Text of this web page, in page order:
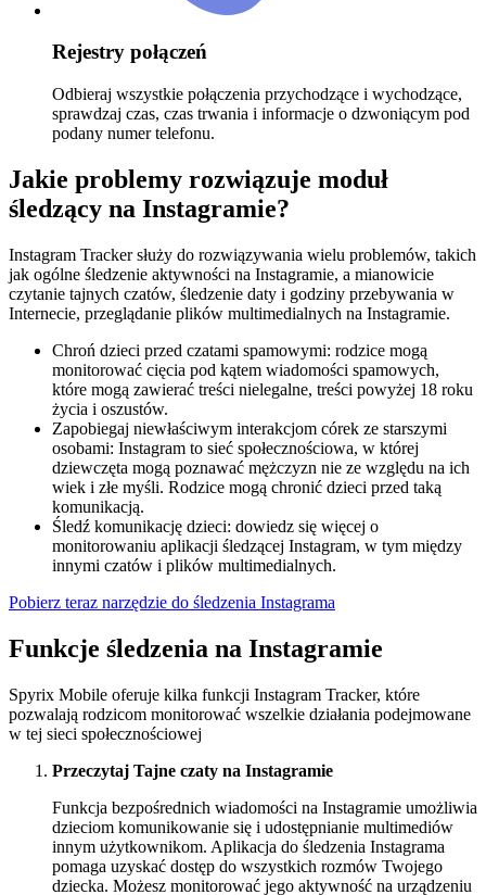
Rejestry połączeń
Odbieraj wszystkie połączenia przychodzące i wychodzące,
sprawdzaj czas, czas trwania i informacje o dzwoniącym pod
podany numer telefonu.
Jakie problemy rozwiązuje moduł
śledzący na Instagramie?
Instagram Tracker służy do rozwiązywania wielu problemów, takich
jak ogólne śledzenie aktywności na Instagramie, a mianowicie
czytanie tajnych czatów, śledzenie daty i godziny przebywania w
Internecie, przeglądanie plików multimedialnych na Instagramie.
Chroń dzieci przed czatami spamowymi: rodzice mogą
monitorować cięcia pod kątem wiadomości spamowych,
które mogą zawierać treści nielegalne, treści powyżej 18 roku
życia i oszustów.
Zapobiegaj niewłaściwym interakcjom córek ze starszymi
osobami: Instagram to sieć społecznościowa, w której
dziewczęta mogą poznawać mężczyzn nie ze względu na ich
wiek i złe myśli. Rodzice mogą chronić dzieci przed taką
komunikacją.
Śledź komunikację dzieci: dowiedz się więcej o
monitorowaniu aplikacji śledzącej Instagram, w tym między
innymi czatów i plików multimedialnych.
Pobierz teraz narzędzie do śledzenia Instagrama
Funkcje śledzenia na Instagramie
Spyrix Mobile oferuje kilka funkcji Instagram Tracker, które
pozwalają rodzicom monitorować wszelkie działania podejmowane
w tej sieci społecznościowej
Przeczytaj Tajne czaty na Instagramie
Funkcja bezpośrednich wiadomości na Instagramie umożliwia
dzieciom komunikowanie się i udostępnianie multimediów
innym użytkownikom. Aplikacja do śledzenia Instagrama
pomaga uzyskać dostęp do wszystkich rozmów Twojego
dziecka. Możesz monitorować jego aktywność na urządzeniu